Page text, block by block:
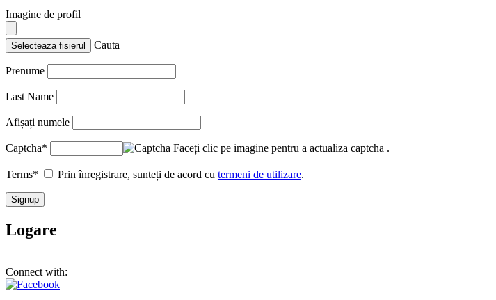
Imagine de profil
Selecteaza fisierul Cauta
Prenume
Last Name
Afișați numele
Captcha* Faceți clic pe imagine pentru a actualiza captcha .
Terms* Prin înregistrare, sunteți de acord cu termeni de utilizare.
Logare
Connect with: